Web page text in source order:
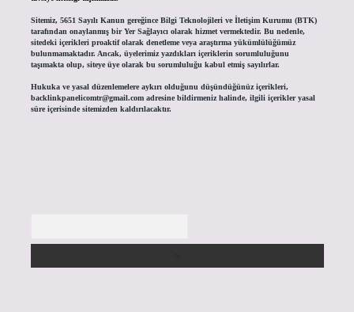
Sitemiz, 5651 Sayılı Kanun gereğince Bilgi Teknolojileri ve İletişim Kurumu (BTK)
tarafından onaylanmış bir Yer Sağlayıcı olarak hizmet vermektedir. Bu nedenle,
sitedeki içerikleri proaktif olarak denetleme veya araştırma yükümlülüğümüz
bulunmamaktadır. Ancak, üyelerimiz yazdıkları içeriklerin sorumluluğunu
taşımakta olup, siteye üye olarak bu sorumluluğu kabul etmiş sayılırlar.
Hukuka ve yasal düzenlemelere aykırı olduğunu düşündüğünüz içerikleri,
backlinkpanelicomtr@gmail.comadresine bildirmeniz halinde, ilgili içerikler yasal
süre içerisinde sitemizden kaldırılacaktır.